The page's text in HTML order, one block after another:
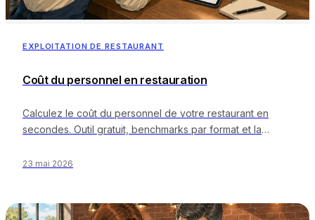
EXPLOITATION DE RESTAURANT
Coût du personnel en restauration
Calculez le coût du personnel de votre restaurant en
secondes. Outil gratuit, benchmarks par format et la
23 mai 2026